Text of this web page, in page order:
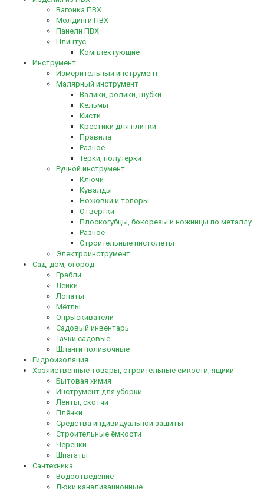
Вагонка ПВХ
Молдинги ПВХ
Панели ПВХ
Плинтус
Комплектующие
Инструмент
Измерительный инструмент
Малярный инструмент
Валики, ролики, шубки
Кельмы
Кисти
Крестики для плитки
Правила
Разное
Терки, полутерки
Ручной инструмент
Ключи
Кувалды
Ножовки и топоры
Отвёртки
Плоскогубцы, бокорезы и ножницы по металлу
Разное
Строительные пистолеты
Электроинструмент
Сад, дом, огород
Грабли
Лейки
Лопаты
Мётлы
Опрыскиватели
Садовый инвентарь
Тачки садовые
Шланги поливочные
Гидроизоляция
Хозяйственные товары, строительные ёмкости, ящики
Бытовая химия
Инструмент для уборки
Ленты, скотчи
Плёнки
Средства индивидуальной защиты
Строительные ёмкости
Черенки
Шпагаты
Сантехника
Водоотведение
Люки канализационные